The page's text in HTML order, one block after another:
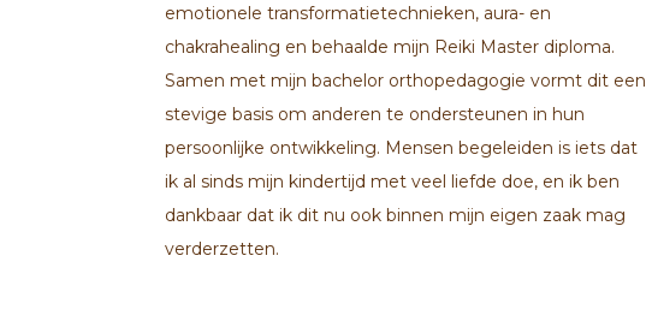
emotionele transformatietechnieken, aura- en
chakrahealing en behaalde mijn Reiki Master diploma.
Samen met mijn bachelor orthopedagogie vormt dit een
stevige basis om anderen te ondersteunen in hun
persoonlijke ontwikkeling. Mensen begeleiden is iets dat
ik al sinds mijn kindertijd met veel liefde doe, en ik ben
dankbaar dat ik dit nu ook binnen mijn eigen zaak mag
verderzetten.